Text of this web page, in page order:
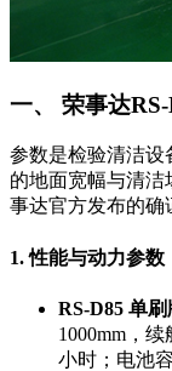
一、 荣事达
参数是检验清洁设
的地面宽幅与清
事达官方发布的确
1. 性能与动力参数
RS-D85 单刷
1000mm，
小时；电池